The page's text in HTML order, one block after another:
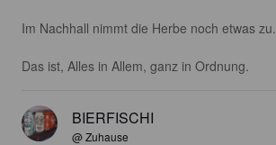
Im Nachhall nimmt die Herbe noch etwas zu.
Das ist, Alles in Allem, ganz in Ordnung.
BIERFISCHI
@ Zuhause